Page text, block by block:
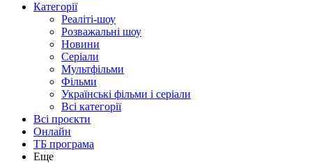
Категорії
Реаліті-шоу
Розважальні шоу
Новини
Серіали
Мультфільми
Фільми
Українські фільми і серіали
Всі категорії
Всі проєкти
Онлайн
ТБ програма
Еще